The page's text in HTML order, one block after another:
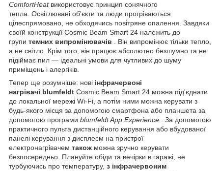
ComfortHeatвикористовує принцип сонячного
тепла. Освітлювані об'єкти та люди прогріваються
цілеспрямовано, не обходячись повітряне опалення. Завдяки
своїй конструкції Cosmic Beam Smart 24 належить до
групи темних випромінювачів . Він випромінює тільки тепло,
а не світло. Крім того, він працює абсолютно безшумно та не
підіймає пил — ідеальні умови для чутливих до шуму
приміщень і алергіків.
Тепер ще розумніше: нові інфрачервоні
нагрівачі blumfeldt Cosmic Beam Smart 24 можна під'єднати
до локальної мережі Wi-Fi, а потім ними можна керувати з
будь-якого місця за допомогою смартфона або планшета за
допомогою програми blumfeldt App Experience . За допомогою
практичного пульта дистанційного керування або вбудованої
панелі керування з дисплеєм на пристрої
електронагрівачем також можна зручно керувати
безпосередньо. Плануйте обіди та вечірки в гаражі, не
турбуючись про температуру, з інфрачервоним